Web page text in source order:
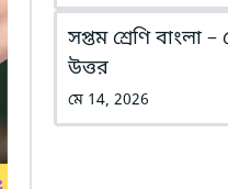
সপ্তম শ্রেণি বাংলা
উত্তর
মে 14, 2026